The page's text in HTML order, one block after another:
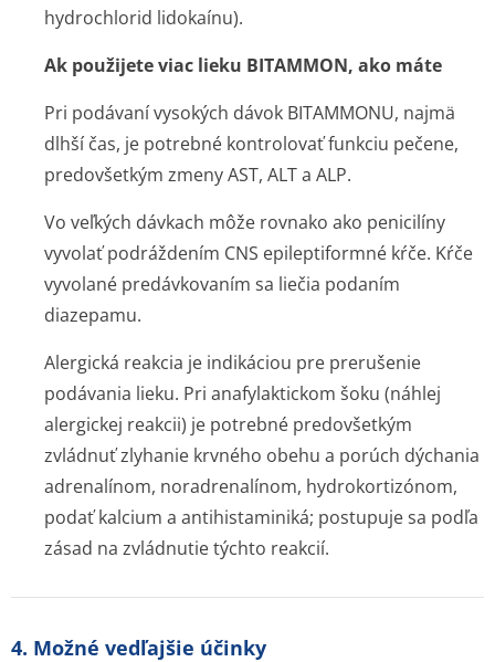
hydrochlorid lidokaínu).
Ak použijete viac lieku BITAMMON, ako máte
Pri podávaní vysokých dávok BITAMMONU, najmä
dlhší čas, je potrebné kontrolovať funkciu pečene,
predovšetkým zmeny AST, ALT a ALP.
Vo veľkých dávkach môže rovnako ako penicilíny
vyvolať podráždením CNS epileptiformné kŕče. Kŕče
vyvolané predávkovaním sa liečia podaním
diazepamu.
Alergická reakcia je indikáciou pre prerušenie
podávania lieku. Pri anafylaktickom šoku (náhlej
alergickej reakcii) je potrebné predovšetkým
zvládnuť zlyhanie krvného obehu a porúch dýchania
adrenalínom, noradrenalínom, hydrokortizónom,
podať kalcium a antihistaminiká; postupuje sa podľa
zásad na zvládnutie týchto reakcií.
4. Možné vedľajšie účinky